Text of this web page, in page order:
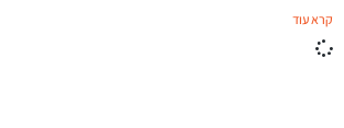
קרא עוד